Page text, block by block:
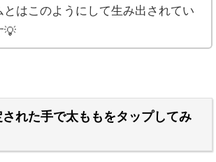
とはこのようにして生み出されてい
💡
れた手で太ももをタップしてみ